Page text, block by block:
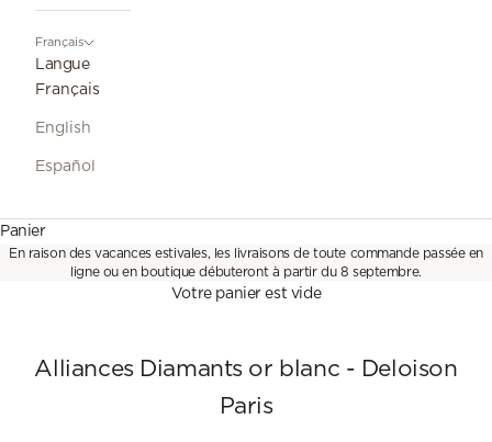
Français
Langue
Français
English
Español
Panier
En raison des vacances estivales, les livraisons de toute commande passée en
ligne ou en boutique débuteront à partir du 8 septembre.
Votre panier est vide
Alliances Diamants or blanc - Deloison
Paris